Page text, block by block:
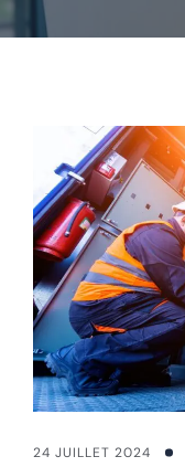
24 JUILLET 2024